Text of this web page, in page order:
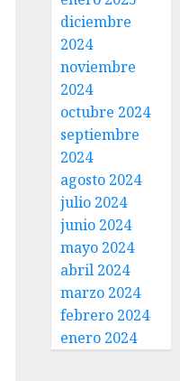
diciembre
2024
noviembre
2024
octubre 2024
septiembre
2024
agosto 2024
julio 2024
junio 2024
mayo 2024
abril 2024
marzo 2024
febrero 2024
enero 2024